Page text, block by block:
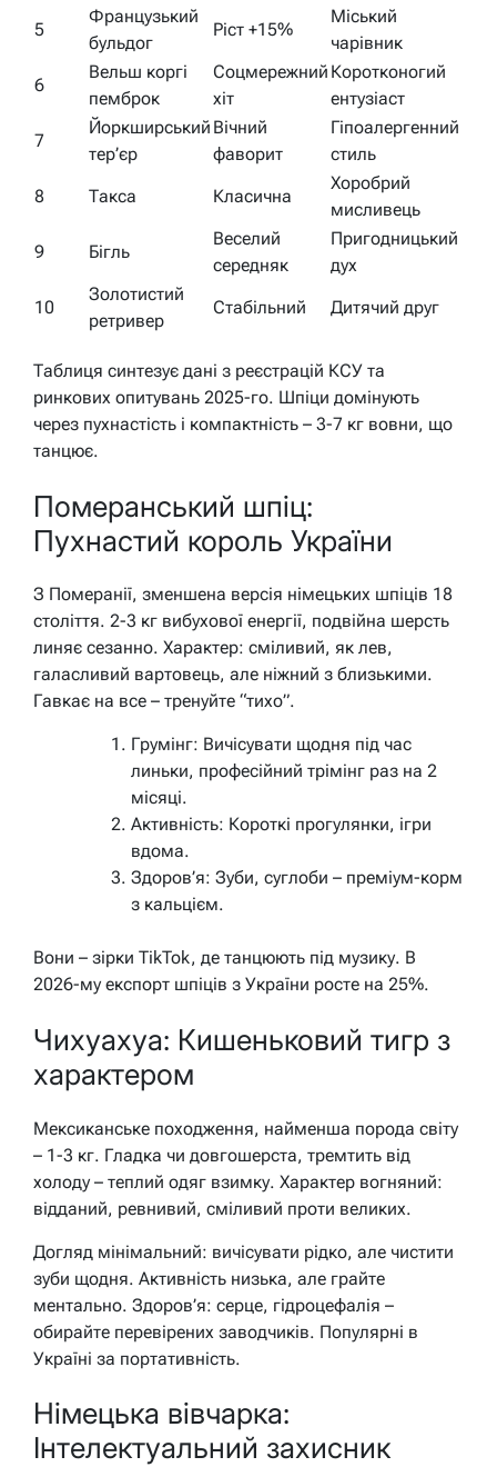
5
Французький
бульдог
Ріст +15%
Міський
чарівник
6
Вельш коргі
пемброк
Соцмережний
хіт
Коротконогий
ентузіаст
7
Йоркширський
тер’єр
Вічний
фаворит
Гіпоалергенний
стиль
8
Такса Класична
Хоробрий
мисливець
9
Бігль
Веселий
середняк
Пригодницький
дух
10
Золотистий
ретривер
Стабільний Дитячий друг
Таблиця синтезує дані з реєстрацій КСУ та
ринкових опитувань 2025-го. Шпіци домінують
через пухнастість і компактність – 3-7 кг вовни, що
танцює.
Померанський шпіц:
Пухнастий король України
З Померанії, зменшена версія німецьких шпіців 18
століття. 2-3 кг вибухової енергії, подвійна шерсть
линяє сезанно. Характер: сміливий, як лев,
галасливий вартовець, але ніжний з близькими.
Гавкає на все – тренуйте “тихо”.
Грумінг: Вичісувати щодня під час
линьки, професійний трімінг раз на 2
місяці.
Активність: Короткі прогулянки, ігри
вдома.
Здоров’я: Зуби, суглоби – преміум-корм
з кальцієм.
Вони – зірки TikTok, де танцюють під музику. В
2026-му експорт шпіців з України росте на 25%.
Чихуахуа: Кишеньковий тигр з
характером
Мексиканське походження, найменша порода світу
– 1-3 кг. Гладка чи довгошерста, тремтить від
холоду – теплий одяг взимку. Характер вогняний:
відданий, ревнивий, сміливий проти великих.
Догляд мінімальний: вичісувати рідко, але чистити
зуби щодня. Активність низька, але грайте
ментально. Здоров’я: серце, гідроцефалія –
обирайте перевірених заводчиків. Популярні в
Україні за портативність.
Німецька вівчарка:
Інтелектуальний захисник